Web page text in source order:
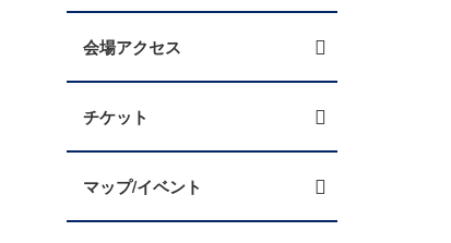
会場アクセス
チケット
マップ/イベント